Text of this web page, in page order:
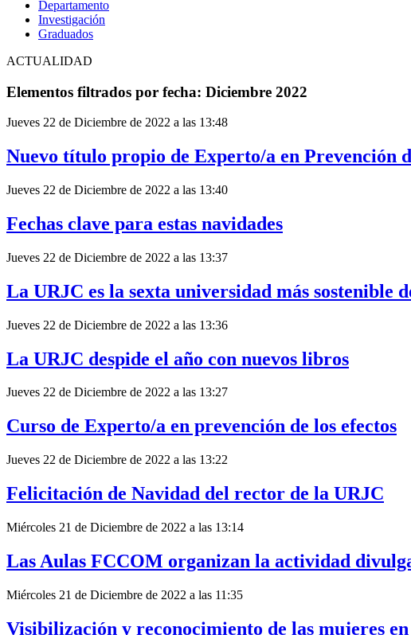
Departamento
Investigación
Graduados
ACTUALIDAD
Elementos filtrados por fecha: Diciembre 2022
Jueves 22 de Diciembre de 2022 a las 13:48
Nuevo título propio de Experto/a en Prevención
Jueves 22 de Diciembre de 2022 a las 13:40
Fechas clave para estas navidades
Jueves 22 de Diciembre de 2022 a las 13:37
La URJC es la sexta universidad más sostenible
Jueves 22 de Diciembre de 2022 a las 13:36
La URJC despide el año con nuevos libros
Jueves 22 de Diciembre de 2022 a las 13:27
Curso de Experto/a en prevención de los efectos
Jueves 22 de Diciembre de 2022 a las 13:22
Felicitación de Navidad del rector de la URJC
Miércoles 21 de Diciembre de 2022 a las 13:14
Las Aulas FCCOM organizan la actividad
Miércoles 21 de Diciembre de 2022 a las 11:35
Visibilización y reconocimiento de las mujeres